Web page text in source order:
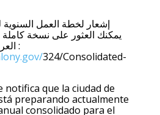
يمكنك العثور على نسخة كاملة
العربية على موقع المدينة :
324/Consolidated-
notifica que la ciudad de
preparando actualmente
consolidado para el